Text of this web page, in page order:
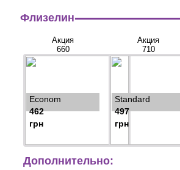
Флизелин
Акция
660
Econom
462
грн
Акция
710
Standard
497
грн
Дополнительно: